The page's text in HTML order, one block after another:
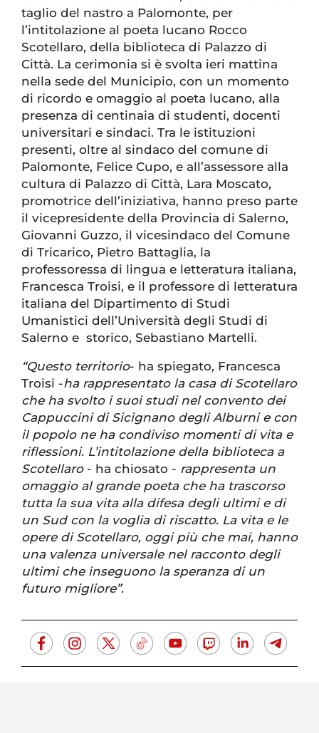
taglio del nastro a Palomonte, per
l’intitolazione al poeta lucano Rocco
Scotellaro, della biblioteca di Palazzo di
Città. La cerimonia si è svolta ieri mattina
nella sede del Municipio, con un momento
di ricordo e omaggio al poeta lucano, alla
presenza di centinaia di studenti, docenti
universitari e sindaci. Tra le istituzioni
presenti, oltre al sindaco del comune di
Palomonte, Felice Cupo, e all’assessore alla
cultura di Palazzo di Città, Lara Moscato,
promotrice dell’iniziativa, hanno preso parte
il vicepresidente della Provincia di Salerno,
Giovanni Guzzo, il vicesindaco del Comune
di Tricarico, Pietro Battaglia, la
professoressa di lingua e letteratura italiana,
Francesca Troisi, e il professore di letteratura
italiana del Dipartimento di Studi
Umanistici dell’Università degli Studi di
Salerno e storico, Sebastiano Martelli.
“Questo territorio- ha spiegato, Francesca
Troisi -ha rappresentato la casa di Scotellaro
che ha svolto i suoi studi nel convento dei
Cappuccini di Sicignano degli Alburni e con
il popolo ne ha condiviso momenti di vita e
riflessioni. L’intitolazione della biblioteca a
Scotellaro- ha chiosato - rappresenta un
omaggio al grande poeta che ha trascorso
tutta la sua vita alla difesa degli ultimi e di
un Sud con la voglia di riscatto. La vita e le
opere di Scotellaro, oggi più che mai, hanno
una valenza universale nel racconto degli
ultimi che inseguono la speranza di un
futuro migliore”.